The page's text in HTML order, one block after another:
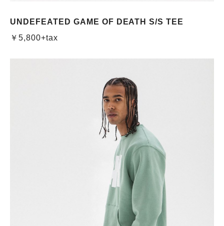
UNDEFEATED GAME OF DEATH S/S TEE
￥5,800+tax